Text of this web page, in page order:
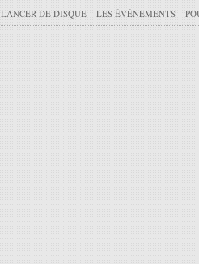
LANCER DE DISQUE LES ÉVÉNEMENTS